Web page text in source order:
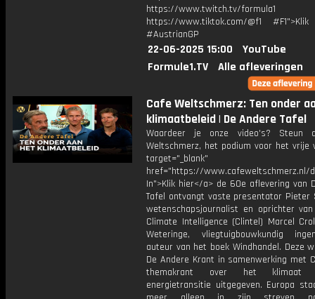
https://www.twitch.tv/formula1
https://www.tiktok.com/@f1
#AustrianGP
22-06-2025 15:00
YouTube
Formule1.TV
Alle afleveringen
Cafe Weltschmerz: Ten onder
klimaatbeleid | De Andere Tafel
Waardeer je onze video's? Steun
Weltschmerz, het podium voor het vrije
target="_blank"
href="https://www.cafeweltschmerz.nl/
In">Klik hier</a> de 60e aflevering van
Tafel ontvangt vaste presentator Pieter
wetenschapsjournalist en oprichter
Climate Intelligence (Clintel) Marcel
Weteringe, vliegtuigbouwkundig
auteur van het boek Windhandel. Deze
De Andere Krant in samenwerking met
themakrant over het
energietransitie uitgegeven. Europa